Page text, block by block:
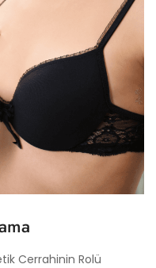
Cerrahinin Rolü